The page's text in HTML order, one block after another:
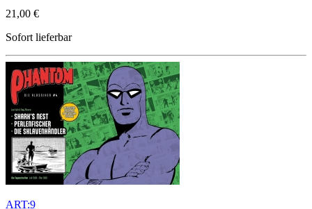
21,00 €
Sofort lieferbar
ART:9